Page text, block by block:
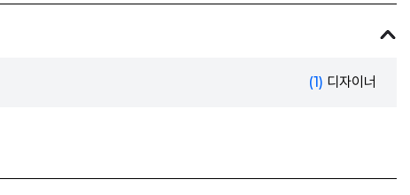
(1) 디자이너